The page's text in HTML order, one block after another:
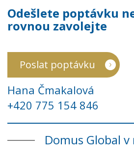
Odešlete poptávku
rovnou zavolejte
Poslat poptávku
Hana Čmakalová
+420 775 154 846
Domus Global v